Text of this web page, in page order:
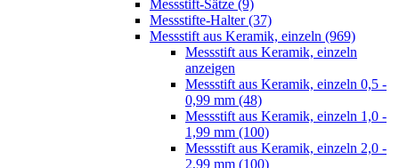
Messstift-Sätze (9)
Messstifte-Halter (37)
Messstift aus Keramik, einzeln (969)
Messstift aus Keramik, einzeln
anzeigen
Messstift aus Keramik, einzeln 0,5 -
0,99 mm (48)
Messstift aus Keramik, einzeln 1,0 -
1,99 mm (100)
Messstift aus Keramik, einzeln 2,0 -
2,99 mm (100)